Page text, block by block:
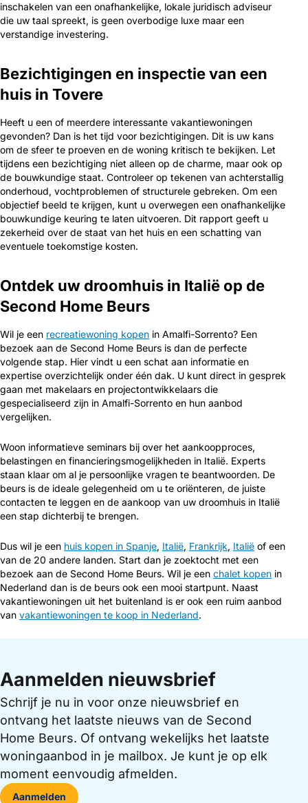
inschakelen van een onafhankelijke, lokale juridisch adviseur
die uw taal spreekt, is geen overbodige luxe maar een
verstandige investering.
Bezichtigingen en inspectie van een
huis in Tovere
Heeft u een of meerdere interessante vakantiewoningen
gevonden? Dan is het tijd voor bezichtigingen. Dit is uw kans
om de sfeer te proeven en de woning kritisch te bekijken. Let
tijdens een bezichtiging niet alleen op de charme, maar ook op
de bouwkundige staat. Controleer op tekenen van achterstallig
onderhoud, vochtproblemen of structurele gebreken. Om een
objectief beeld te krijgen, kunt u overwegen een onafhankelijke
bouwkundige keuring te laten uitvoeren. Dit rapport geeft u
zekerheid over de staat van het huis en een schatting van
eventuele toekomstige kosten.
Ontdek uw droomhuis in Italië op de
Second Home Beurs
Wil je een recreatiewoning kopen in Amalfi-Sorrento? Een
bezoek aan de Second Home Beurs is dan de perfecte
volgende stap. Hier vindt u een schat aan informatie en
expertise overzichtelijk onder één dak. U kunt direct in gesprek
gaan met makelaars en projectontwikkelaars die
gespecialiseerd zijn in Amalfi-Sorrento en hun aanbod
vergelijken.
Woon informatieve seminars bij over het aankoopproces,
belastingen en financieringsmogelijkheden in Italië. Experts
staan klaar om al je persoonlijke vragen te beantwoorden. De
beurs is de ideale gelegenheid om u te oriënteren, de juiste
contacten te leggen en de aankoop van uw droomhuis in Italië
een stap dichterbij te brengen.
Dus wil je een huis kopen in Spanje, Italië, Frankrijk, Italië of een
van de 20 andere landen. Start dan je zoektocht met een
bezoek aan de Second Home Beurs. Wil je een chalet kopen in
Nederland dan is de beurs ook een mooi startpunt. Naast
vakantiewoningen uit het buitenland is er ook een ruim aanbod
van vakantiewoningen te koop in Nederland.
Aanmelden nieuwsbrief
Schrijf je nu in voor onze nieuwsbrief en
ontvang het laatste nieuws van de Second
Home Beurs. Of ontvang wekelijks het laatste
woningaanbod in je mailbox. Je kunt je op elk
moment eenvoudig afmelden.
Aanmelden